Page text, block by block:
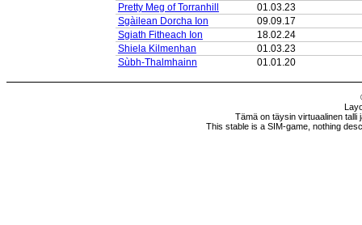
Pretty Meg of Torranhill
01.03.23
Sgàilean Dorcha Ion
09.09.17
Sgiath Fitheach Ion
18.02.24
Shiela Kilmenhan
01.03.23
Sùbh-Thalmhainn
01.01.20
Tämä on täysin virtuaalinen
This stable is a SIM-game, nothing